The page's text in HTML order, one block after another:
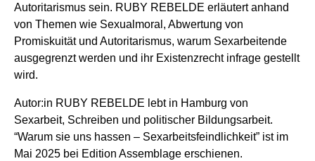
Autoritarismus sein. RUBY REBELDE erläutert anhand
von Themen wie Sexualmoral, Abwertung von
Promiskuität und Autoritarismus, warum Sexarbeitende
ausgegrenzt werden und ihr Existenzrecht infrage gestellt
wird.
Autor:in RUBY REBELDE lebt in Hamburg von
Sexarbeit, Schreiben und politischer Bildungsarbeit.
“Warum sie uns hassen – Sexarbeitsfeindlichkeit” ist im
Mai 2025 bei Edition Assemblage erschienen.